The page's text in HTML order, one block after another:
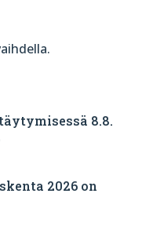
8.8.
2026 on